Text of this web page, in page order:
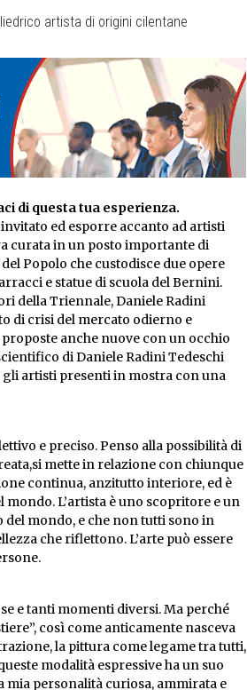
di questa tua esperienza.
invitato ed esporre accanto ad artisti
curata in un posto importante di
Popolo che custodisce due opere
e statue di scuola del Bernini.
della Triennale, Daniele Radini
di crisi del mercato odierno e
anche nuove con un occhio
di Daniele Radini Tedeschi
gli artisti presenti in mostra con una
e preciso. Penso alla possibilità di
mette in relazione con chiunque
continua, anzitutto interiore, ed è
L’artista è uno scopritore e un
mondo, e che non tutti sono in
che riflettono. L’arte può essere
e tanti momenti diversi. Ma perché
così come anticamente nasceva
la pittura come legame tra tutti,
modalità espressive ha un suo
mia personalità curiosa, ammirata e